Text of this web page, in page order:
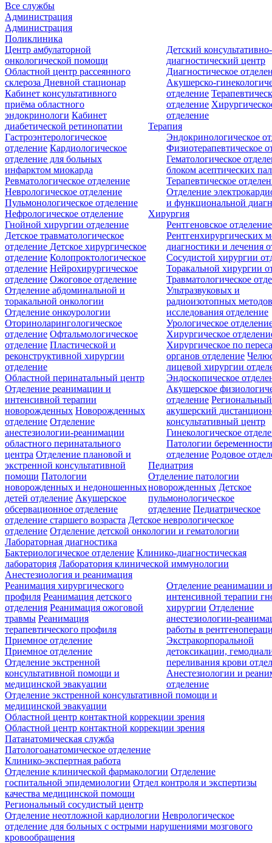
Все службы
Администрация
Администрация
Поликлиника
Центр амбулаторной
онкологической помощи
Областной центр рассеянного
склероза Дневной стационар
Кабинет консультативного
приёма областного
эндокринологи Кабинет
диабетической ретинопатии
Детский консультативно-
диагностический центр
Диагностическое
Акушерско-
отделение
отделение
отделение
Терапия
Гастроэнтерологическое
отделение Кардиологическое
отделение для больных
инфарктом миокарда
Ревматологическое отделение
Неврологическое отделение
Пульмонологическое отделение
Нефрологическое отделение
Эндокринологическое
Физиотерапевтическое
Гематологическое
блоком асептических
Терапевтическое
Отделение
и функциональной
Хирургия
Гнойной хирургии отделение
Детское травматологическое
отделение Детское хирургическое
отделение Колопроктологическое
отделение Нейрохирургическое
отделение Ожоговое отделение
Отделение абдоминальной и
торакальной онкологии
Отделение онкоурологии
Оториноларингологическое
отделение Офтальмологическое
отделение Пластической и
реконструктивной хирургии
отделение
Рентгеновское отделение
Рентгенхирургических
диагностики и лечения
Сосудистой хирургии
Торакальной хирургии
Травматологическое
Ультразвуковых и
радиоизотопных
исследования отделение
Урологическое
Хирургическое
Хирургическое по
органов отделение
лицевой хирургии
Эндоскопическое
Областной перинатальный центр
Отделение реанимации и
интенсивной терапии
новорожденных Новорожденных
отделение Отделение
анестезиологии-реанимации
областного перинатального
центра Отделение плановой и
экстренной консультативной
помощи Патологии
новорожденных и недоношенных
детей отделение Акушерское
обсервационное отделение
Акушерское
отделение Региональный
акушерский
консультативный центр
Гинекологическое
Патологии
отделение Родовое
Педиатрия
Отделение патологии
новорожденных Детское
пульмонологическое
отделение Педиатрическое
отделение старшего возраста Детское неврологическое
отделение Отделение детской онкологии и гематологии
Лабораторная диагностика
Бактериологическое отделение Клинико-диагностическая
лаборатория Лаборатория клинической иммунологии
Анестезиология и реанимация
Реанимация хирургического
профиля Реанимация детского
отделения Реанимация ожоговой
травмы Реанимация
терапевтического профиля
Отделение реанимации
интенсивной терапии
хирургии Отделение
анестезиологии-
работы в
Экстракорпоральной
детоксикации,
переливания крови
Анестезиологии и
отделение
Приемное отделение
Приемное отделение
Отделение экстренной
консультативной помощи и
медицинской эвакуации
Отделение экстренной консультативной помощи и
медицинской эвакуации
Областной центр контактной коррекции зрения
Областной центр контактной коррекции зрения
Патанатомическая служба
Патологоанатомическое отделение
Клинико-экспертная работа
Отделение клинической фармакологии Отделение
госпитальной эпидемиологии Отдел контроля и экспертизы
качества медицинской помощи
Региональный сосудистый центр
Отделение неотложной кардиологии Неврологическое
отделение для больных с острыми нарушениями мозгового
кровообращения